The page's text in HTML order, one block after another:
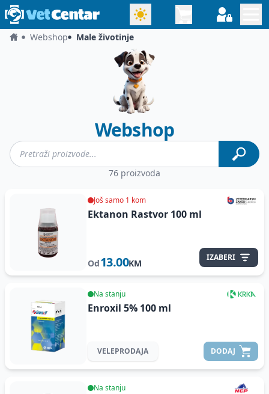
Webshop Male životinje
Webshop
76 proizvoda
Još samo 1 kom
Ektanon Rastvor 100 ml
Od13.00KM
IZABERI
Na stanju
Enroxil 5% 100 ml
VELEPRODAJA DODAJ
Na stanju